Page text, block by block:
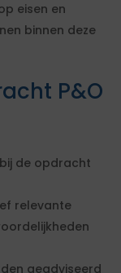
eisen en
binnen deze
P&O
de opdracht
relevante
geadviseerd